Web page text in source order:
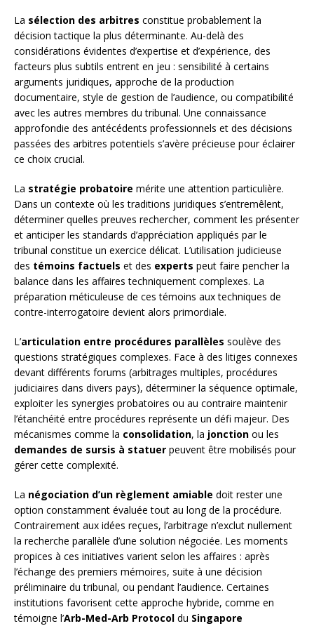
La sélection des arbitres constitue probablement la
décision tactique la plus déterminante. Au-delà des
considérations évidentes d’expertise et d’expérience, des
facteurs plus subtils entrent en jeu : sensibilité à certains
arguments juridiques, approche de la production
documentaire, style de gestion de l’audience, ou compatibilité
avec les autres membres du tribunal. Une connaissance
approfondie des antécédents professionnels et des décisions
passées des arbitres potentiels s’avère précieuse pour éclairer
ce choix crucial.
La stratégie probatoire mérite une attention particulière.
Dans un contexte où les traditions juridiques s’entremêlent,
déterminer quelles preuves rechercher, comment les présenter
et anticiper les standards d’appréciation appliqués par le
tribunal constitue un exercice délicat. L’utilisation judicieuse
des témoins factuels et des experts peut faire pencher la
balance dans les affaires techniquement complexes. La
préparation méticuleuse de ces témoins aux techniques de
contre-interrogatoire devient alors primordiale.
L’articulation entre procédures parallèles soulève des
questions stratégiques complexes. Face à des litiges connexes
devant différents forums (arbitrages multiples, procédures
judiciaires dans divers pays), déterminer la séquence optimale,
exploiter les synergies probatoires ou au contraire maintenir
l’étanchéité entre procédures représente un défi majeur. Des
mécanismes comme la consolidation, la jonction ou les
demandes de sursis à statuer peuvent être mobilisés pour
gérer cette complexité.
La négociation d’un règlement amiable doit rester une
option constamment évaluée tout au long de la procédure.
Contrairement aux idées reçues, l’arbitrage n’exclut nullement
la recherche parallèle d’une solution négociée. Les moments
propices à ces initiatives varient selon les affaires : après
l’échange des premiers mémoires, suite à une décision
préliminaire du tribunal, ou pendant l’audience. Certaines
institutions favorisent cette approche hybride, comme en
témoigne l’Arb-Med-Arb Protocol du Singapore